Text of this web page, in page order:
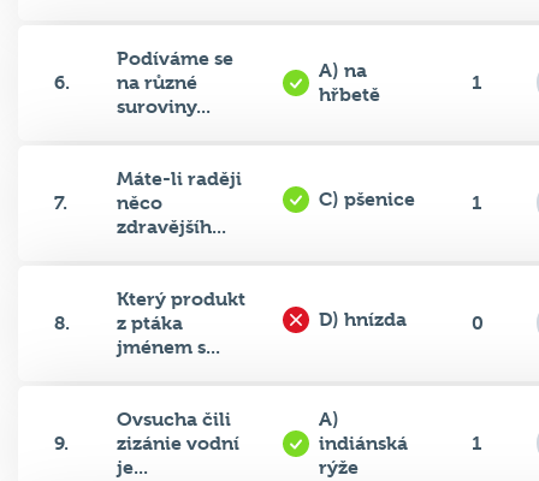
6.
Podíváme se
na různé
suroviny...
A) na
hřbetě
1
7.
Máte-li raději
něco
zdravějšíh...
C) pšenice 1
8.
Který produkt
z ptáka
jménem s...
D) hnízda 0
9.
Ovsucha čili
zizánie vodní
je...
A)
indiánská
rýže
1